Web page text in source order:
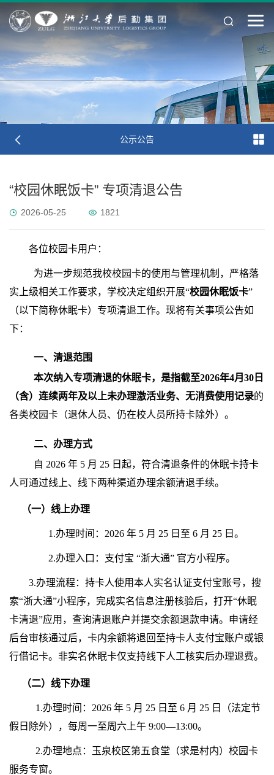
公示公告
“校园休眠饭卡” 专项清退公告
2026-05-25 1821
各位校园卡用户：
为进一步规范我校校园卡的使用与管理机制，严格落
实上级相关工作要求，学校决定组织开展“校园休眠饭卡”
（以下简称休眠卡） 专项清退工作。现将有关事项公告如
下：
一、清退范围
本次纳入专项清退的休眠卡，是指截至2026年4月 30 日
（含）连续两年及以上未办理激活业务、无消费使用记录的
各类校园卡 （退休人员、仍在校人员所持卡除外） 。
二、办理方式
自 2026 年 5 月 25 日起，符合清退条件的休眠卡持卡
人可通过线上、线下两种渠道办理余额清退手续。
（一）线上办理
1.办理时间： 2026 年 5 月 25 日至 6 月 25 日。
2.办理入口：支付宝 “浙大通” 官方小程序。
3.办理流程：持卡人使用本人实名认证支付宝账号，搜
索“浙大通”小程序，完成实名信息注册核验后，打开“休眠
卡清退”应用，查询清退账户并提交余额退款申请。申请经
后台审核通过后，卡内余额将退回至持卡人支付宝账户或银
行借记卡。非实名休眠卡仅支持线下人工核实后办理退费。
（二）线下办理
1.办理时间： 2026 年 5 月 25 日至 6 月 25 日（法定节
假日除外），每周一至周六上午 9:00—13:00。
2.办理地点：玉泉校区第五食堂（求是村内）校园卡
服务专窗。